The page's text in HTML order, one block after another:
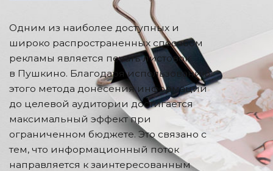
Одним из наиболее доступных и
широко распространенных способом
рекламы является печать листовок
в Пушкино. Благодаря использованию
этого метода донесения информации
до целевой аудитории достигается
максимальный эффект при
ограниченном бюджете. Это связано с
тем, что информационный поток
направляется к заинтересованным